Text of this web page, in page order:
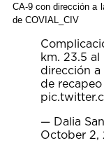
CA-9 con dirección a
de COVIAL_CIV
km. 23.5
dirección
de
— Dalia
October 2,